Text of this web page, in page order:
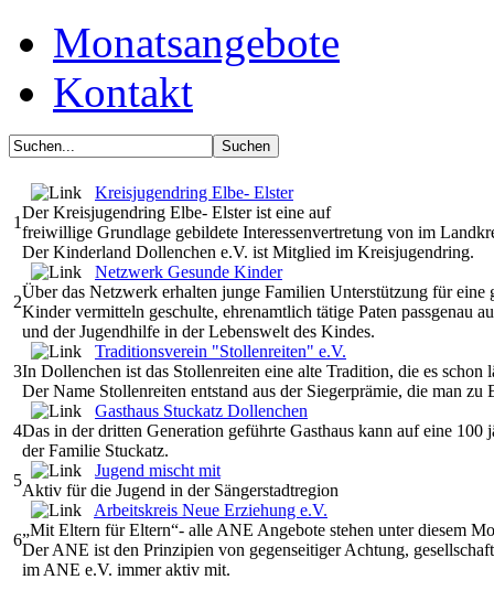
Monatsangebote
Kontakt
1
Kreisjugendring Elbe- Elster
Der Kreisjugendring Elbe- Elster ist eine auf
freiwillige Grundlage gebildete Interessenvertretung von im
Der Kinderland Dollenchen e.V. ist Mitglied im Kreisjugendring.
2
Netzwerk Gesunde Kinder
Über das Netzwerk erhalten junge Familien Unterstützung für
Kinder vermitteln geschulte, ehrenamtlich tätige Paten passgenau
und der Jugendhilfe in der Lebenswelt des Kindes.
3
Traditionsverein "Stollenreiten" e.V.
In Dollenchen ist das Stollenreiten eine alte Tradition, die es schon
Der Name Stollenreiten entstand aus der Siegerprämie, die man
4
Gasthaus Stuckatz Dollenchen
Das in der dritten Generation geführte Gasthaus kann auf eine
der Familie Stuckatz.
5
Jugend mischt mit
Aktiv für die Jugend in der Sängerstadtregion
6
Arbeitskreis Neue Erziehung e.V.
„Mit Eltern für Eltern“- alle ANE Angebote stehen unter diesem
Der ANE ist den Prinzipien von gegenseitiger Achtung,
im ANE e.V. immer aktiv mit.